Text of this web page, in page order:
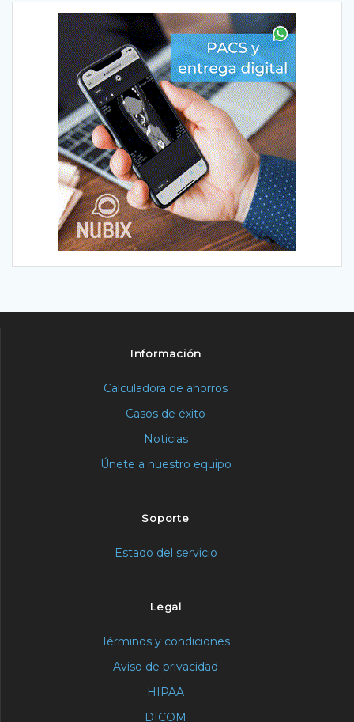
Información
Calculadora de ahorros
Casos de éxito
Noticias
Únete a nuestro equipo
Soporte
Estado del servicio
Legal
Términos y condiciones
Aviso de privacidad
HIPAA
DICOM